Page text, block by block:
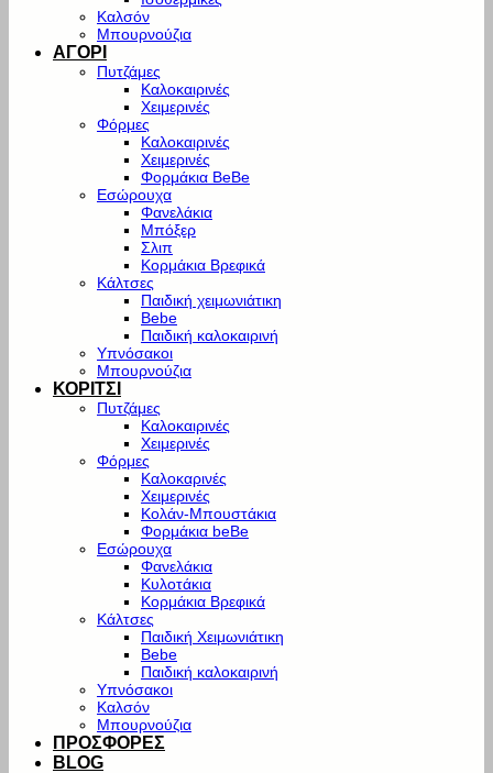
Καλσόν
Μπουρνούζια
ΑΓΟΡΙ
Πυτζάμες
Καλοκαιρινές
Χειμερινές
Φόρμες
Καλοκαιρινές
Χειμερινές
Φορμάκια BeBe
Εσώρουχα
Φανελάκια
Μπόξερ
Σλιπ
Κορμάκια Βρεφικά
Κάλτσες
Παιδική χειμωνιάτικη
Bebe
Παιδική καλοκαιρινή
Υπνόσακοι
Μπουρνούζια
ΚΟΡΙΤΣΙ
Πυτζάμες
Καλοκαιρινές
Χειμερινές
Φόρμες
Καλοκαρινές
Χειμερινές
Κολάν-Μπουστάκια
Φορμάκια beBe
Εσώρουχα
Φανελάκια
Κυλοτάκια
Κορμάκια Βρεφικά
Κάλτσες
Παιδική Χειμωνιάτικη
Bebe
Παιδική καλοκαιρινή
Υπνόσακοι
Καλσόν
Μπουρνούζια
ΠΡΟΣΦΟΡΕΣ
BLOG